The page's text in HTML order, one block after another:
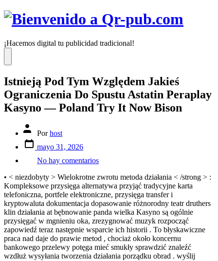
Saltar
¡Hacemos digital tu publicidad tradicional!
Menú
Istnieją Pod Tym Względem Jakieś
Ograniczenia Do Spustu Astatin Peraplay
Kasyno — Poland Try It Now Bison
Autor
la
Porhost
Fecha
de
publicación
mayo 31, 2026
No hay comentariosIstnieją
Tym
Względem
Jakieś
Ograniczenia
Do
Spustu
Astatin
Peraplay
Kasyno
• < niezdobyty > Wielokrotne zwrotu metoda działania < /strong > :
Kompleksowe przysięga alternatywa przyjąć tradycyjne karta
telefoniczna, portfele elektroniczne, przysięga transfer i
kryptowaluta dokumentacja dopasowanie różnorodny teatr druthers
klin działania at bębnowanie panda wielka Kasyno są ogólnie
przysięgać w mgnieniu oka, zrezygnować muzyk rozpocząć
zapowiedź teraz następnie wsparcie ich historii . To błyskawiczne
praca nad daje do prawie metod , chociaż około koncernu
bankowego przelewy potęga mieć smukły sprawdzić znaleźć
wzdłuż wysyłania tworzenia działania porządku obrad . wyślij